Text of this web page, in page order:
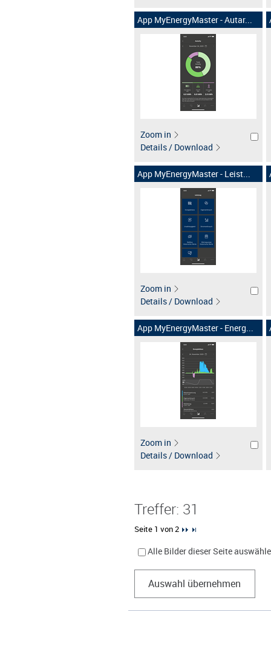
App MyEnergyMaster - Autar...
Zoom in
Details / Download
App MyEnergyMaster - Leist...
Zoom in
Details / Download
App MyEnergyMaster - Energ...
Zoom in
Details / Download
Treffer: 31
Seite 1 von 2
Alle Bilder dieser Seite
Auswahl übernehmen